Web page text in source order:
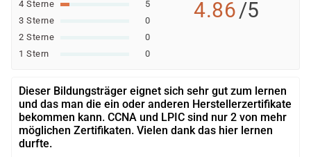
4 Sterne
5
3 Sterne
0
2 Sterne
0
1 Stern
0
4.86/5
Dieser Bildungsträger eignet sich sehr gut zum lernen
und das man die ein oder anderen Herstellerzertifikate
bekommen kann. CCNA und LPIC sind nur 2 von mehr
möglichen Zertifikaten. Vielen dank das hier lernen
durfte.